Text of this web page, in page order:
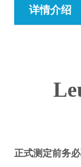
详情介绍
正式测定前务